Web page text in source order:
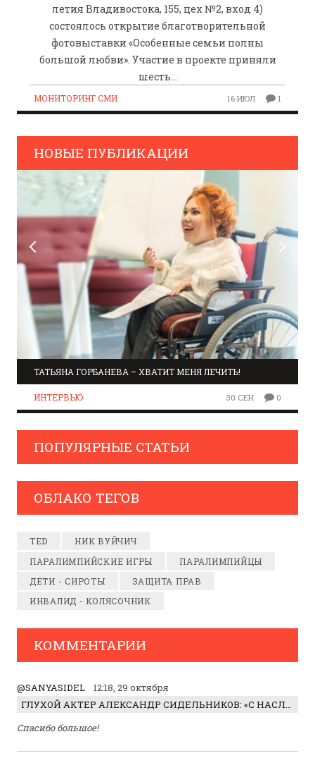
летия Владивостока, 155, цех №2, вход 4)
состоялось открытие благотворительной
фотовыставки «Особенные семьи полны
большой любви». Участие в проекте приняли
шесть…
МОНИТОРИНГ СМИ 16 ИЮЛ 1
НОВЫЕ ПУБЛИКАЦИИ
ТАТЬЯНА ГОРБАНЕВА – ХВАТИТ МЕНЯ ЛЕЧИТЬ!
ИНТЕРВЬЮ 30 СЕН 0
ПОПУЛЯРНЫЕ СТАТЬИ
ОБЛАКО ТЕГОВ
TED
НИК ВУЙЧИЧ
ПАРАЛИМПИЙСКИЕ ИГРЫ
ПАРАЛИМПИЙЦЫ
ДЕТИ - СИРОТЫ
ЗАЩИТА ПРАВ
ИНВАЛИД - КОЛЯСОЧНИК
КОММЕНТАРИИ
@SANYASIDEL
12:18, 29 октября
ГЛУХОЙ АКТЕР АЛЕКСАНДР СИДЕЛЬНИКОВ: «С НАСЛАЖДЕНИЕМ ИГРАЛ ОТРИЦАТЕЛЬНОГО ГЕРОЯ!»
Спасибо большое!